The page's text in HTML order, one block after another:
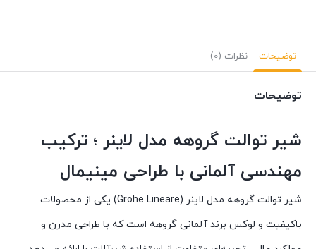
توضیحات نظرات (0)
توضیحات
شیر توالت گروهه مدل لاینر ؛ ترکیب
مهندسی آلمانی با طراحی مینیمال
شیر توالت گروهه مدل لاینر (Grohe Lineare) یکی از محصولات
باکیفیت و لوکس برند آلمانی گروهه است که با طراحی مدرن و